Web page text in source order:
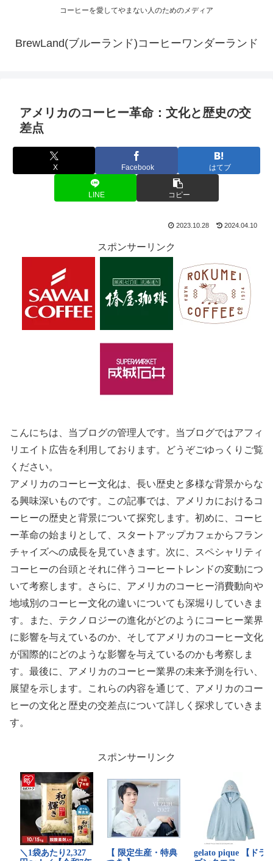
コーヒーを愛してやまない人のためのメディア
BrewLand(ブルーランド)コーヒーワンダーランド
アメリカのコーヒー革命：文化と歴史の交
差点
X Facebook はてブ
LINE コピー
2023.10.28 2024.04.10
スポンサーリンク
こんにちは、当ブログの管理人です。当ブログではアフィ
リエイト広告を利用しております。どうぞごゆっくりご覧
ください。
アメリカのコーヒー文化は、長い歴史と多様な背景からな
る興味深いものです。この記事では、アメリカにおけるコ
ーヒーの歴史と背景について探究します。初めに、コーヒ
ー革命の始まりとして、スタートアップカフェからフラン
チャイズへの成長を見ていきます。次に、スペシャリティ
コーヒーの台頭とそれに伴うコーヒートレンドの変動につ
いて考察します。さらに、アメリカのコーヒー消費動向や
地域別のコーヒー文化の違いについても深堀りしていきま
す。また、テクノロジーの進化がどのようにコーヒー業界
に影響を与えているのか、そしてアメリカのコーヒー文化
が国際的にどのような影響を与えているのかも考察しま
す。最後に、アメリカのコーヒー業界の未来予測を行い、
展望を示します。これらの内容を通じて、アメリカのコー
ヒーの文化と歴史の交差点について詳しく探求していきま
す。
スポンサーリンク